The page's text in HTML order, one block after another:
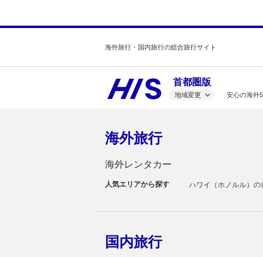
海外旅行・国内旅行の総合旅行サイト
安心の海外
首都圏版
地域変更
海外旅行
海外レンタカー
人気エリアから探す ハワイ（ホノルル）の
国内旅行